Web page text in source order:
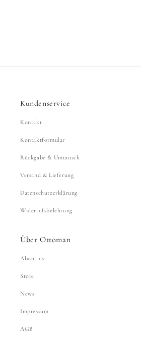
Kundenservice
Kontakt
Kontaktformular
Rückgabe & Umtausch
Versand & Lieferung
Datenschutzerklärung
Widerrufsbelehrung
Über Ottoman
About us
Store
News
Impressum
AGB